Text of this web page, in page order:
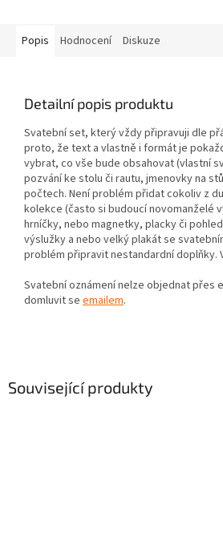
Popis Hodnocení Diskuze
Detailní popis produktu
Svatební set, který vždy připravuji dle
proto, že text a vlastně i formát je
vybrat, co vše bude obsahovat (vlastní
pozvání ke stolu či rautu, jmenovky na
počtech. Není problém přidat cokoliv z
kolekce (často si budoucí novomanželé
hrníčky, nebo magnetky, placky či
výslužky a nebo velký plakát se
problém připravit nestandardní doplňky.
Svatební oznámení nelze objednat přes
domluvit se emailem.
Související produkty